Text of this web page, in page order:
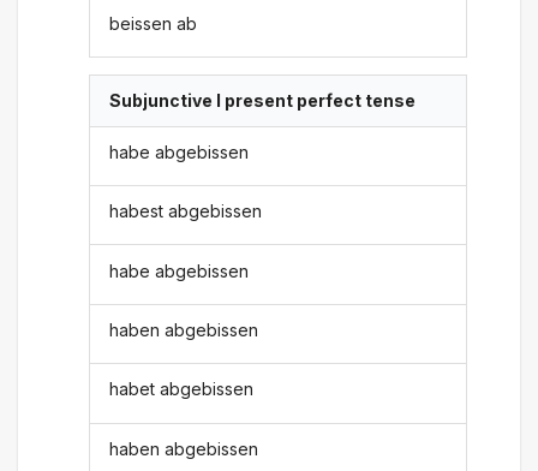
beissen ab
Subjunctive I present perfect tense
habe abgebissen
habest abgebissen
habe abgebissen
haben abgebissen
habet abgebissen
haben abgebissen